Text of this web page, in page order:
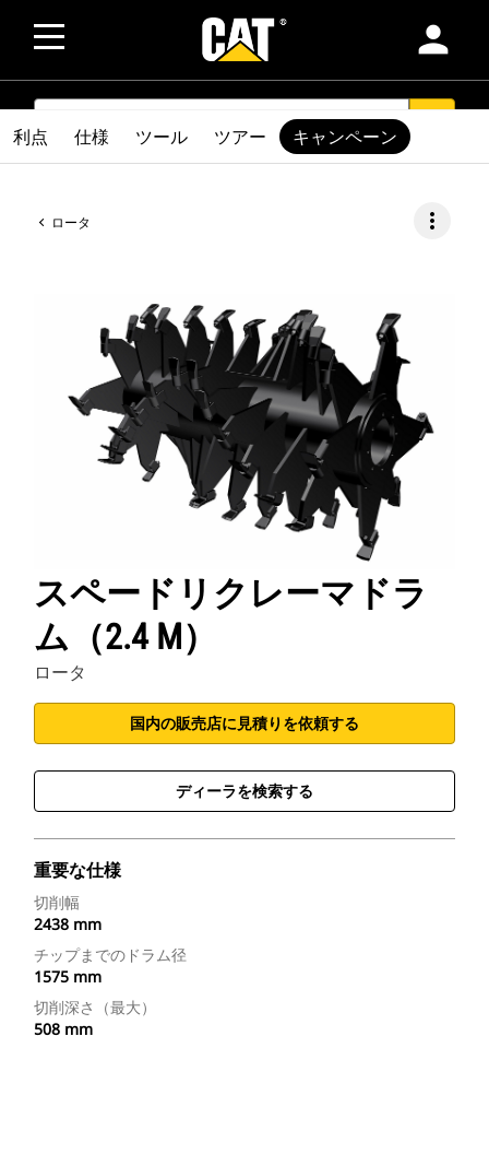
person
SEARCH
ロータ more_vert
スペードリクレーマドラ
ム（2.4 M）
ロータ
国内の販売店に見積りを依頼する
ディーラを検索する
重要な仕様
切削幅
2438 mm
チップまでのドラム径
1575 mm
切削深さ（最大）
508 mm
利点 仕様 ツール ツアー キャンペーン